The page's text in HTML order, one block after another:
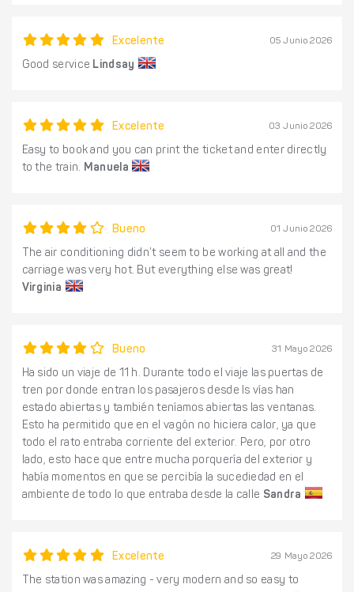
Excelente 05 Junio 2026
Good service Lindsay
Excelente 03 Junio 2026
Easy to book and you can print the ticket and enter directly
to the train. Manuela
Bueno 01 Junio 2026
The air conditioning didn’t seem to be working at all and the
carriage was very hot. But everything else was great!
Virginia
Bueno 31 Mayo 2026
Ha sido un viaje de 11 h. Durante todo el viaje las puertas de
tren por donde entran los pasajeros desde ls vías han
estado abiertas y también teníamos abiertas las ventanas.
Esto ha permitido que en el vagón no hiciera calor, ya que
todo el rato entraba corriente del exterior. Pero, por otro
lado, esto hace que entre mucha porquería del exterior y
había momentos en que se percibía la sucediedad en el
ambiente de todo lo que entraba desde la calle Sandra
Excelente 29 Mayo 2026
The station was amazing - very modern and so easy to